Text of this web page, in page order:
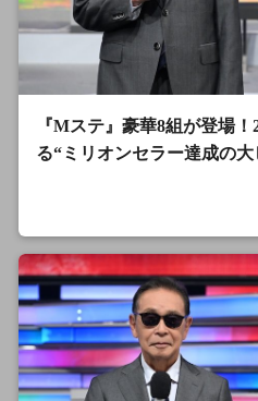
『Mステ』豪華8組が登場
る“ミリオンセラー達成の大